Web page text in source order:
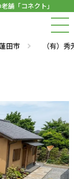
舗「コネクト」
田市 （有）